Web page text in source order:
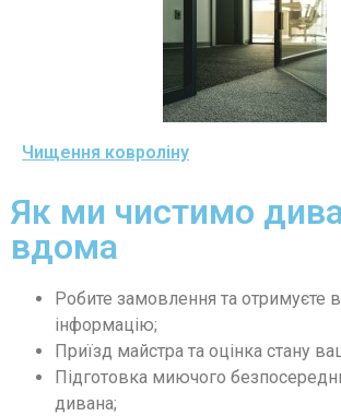
Чищення ковроліну
Як ми чистимо
вдома
Робите замовлення та отримуєте
інформацію;
Приїзд майстра та оцінка стану
Підготовка миючого
дивана;